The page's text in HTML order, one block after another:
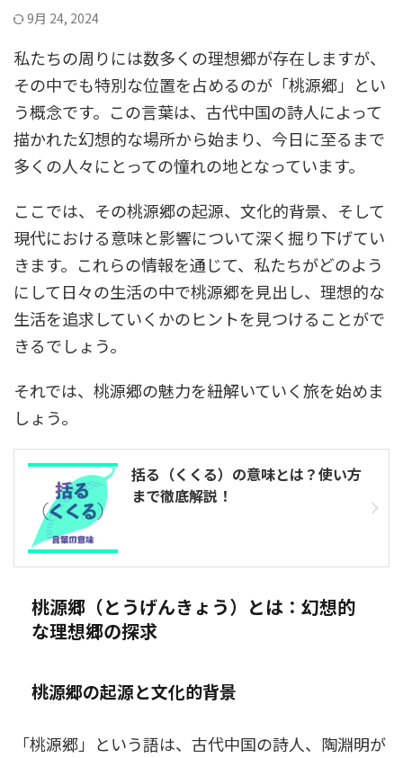
9月 24, 2024
私たちの周りには数多くの理想郷が存在しますが、
その中でも特別な位置を占めるのが「桃源郷」とい
う概念です。この言葉は、古代中国の詩人によって
描かれた幻想的な場所から始まり、今日に至るまで
多くの人々にとっての憧れの地となっています。
ここでは、その桃源郷の起源、文化的背景、そして
現代における意味と影響について深く掘り下げてい
きます。これらの情報を通じて、私たちがどのよう
にして日々の生活の中で桃源郷を見出し、理想的な
生活を追求していくかのヒントを見つけることがで
きるでしょう。
それでは、桃源郷の魅力を紐解いていく旅を始めま
しょう。
括る（くくる）の意味とは？使い方
まで徹底解説！
桃源郷（とうげんきょう）とは：幻想的
な理想郷の探求
桃源郷の起源と文化的背景
「桃源郷」という語は、古代中国の詩人、陶淵明が